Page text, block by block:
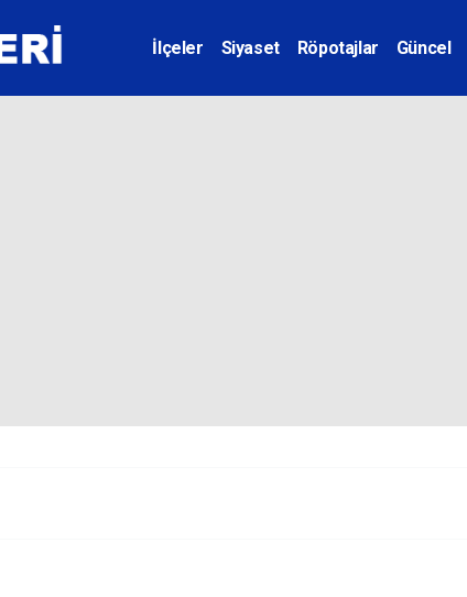
İlçeler Siyaset Röpotajlar Güncel